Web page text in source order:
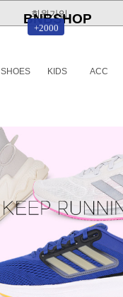
+2000
회원가입
BNBSHOP
SHOES KIDS ACC